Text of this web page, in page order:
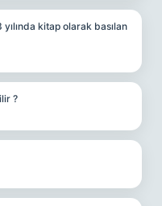
yılında kitap olarak basılan
?